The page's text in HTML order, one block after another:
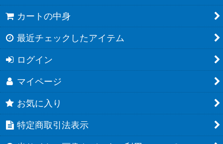
カートの中身
最近チェックしたアイテム
ログイン
マイページ
お気に入り
特定商取引法表示